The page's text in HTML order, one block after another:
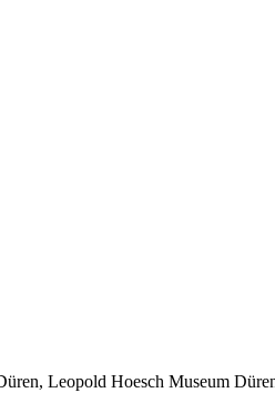
Leopold Hoesch Museum